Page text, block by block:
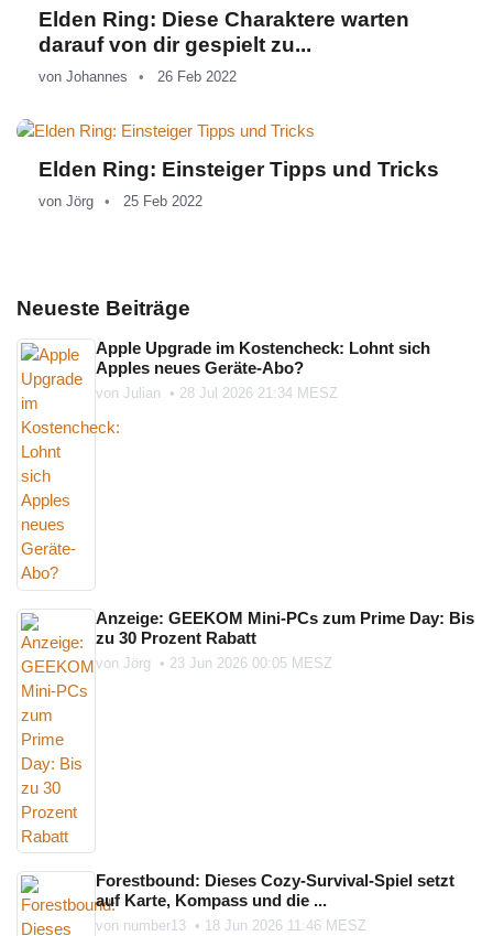
Elden Ring: Diese Charaktere warten
darauf von dir gespielt zu...
von Johannes 26 Feb 2022
Elden Ring: Einsteiger Tipps und Tricks
von Jörg 25 Feb 2022
Neueste Beiträge
Apple Upgrade im Kostencheck: Lohnt sich
Apples neues Geräte-Abo?
von Julian • 28 Jul 2026 21:34 MESZ
Anzeige: GEEKOM Mini-PCs zum Prime Day: Bis
zu 30 Prozent Rabatt
von Jörg • 23 Jun 2026 00:05 MESZ
Forestbound: Dieses Cozy-Survival-Spiel setzt
auf Karte, Kompass und die ...
von number13 • 18 Jun 2026 11:46 MESZ